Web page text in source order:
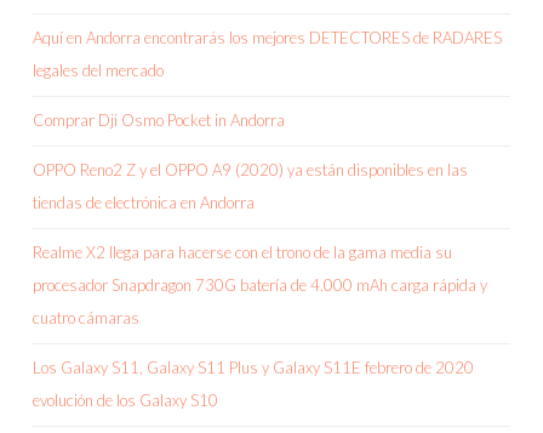
Aquí en Andorra encontrarás los mejores DETECTORES de RADARES
legales del mercado
Comprar Dji Osmo Pocket in Andorra
OPPO Reno2 Z y el OPPO A9 (2020) ya están disponibles en las
tiendas de electrónica en Andorra
Realme X2 llega para hacerse con el trono de la gama media su
procesador Snapdragon 730G batería de 4.000 mAh carga rápida y
cuatro cámaras
Los Galaxy S11, Galaxy S11 Plus y Galaxy S11E febrero de 2020
evolución de los Galaxy S10